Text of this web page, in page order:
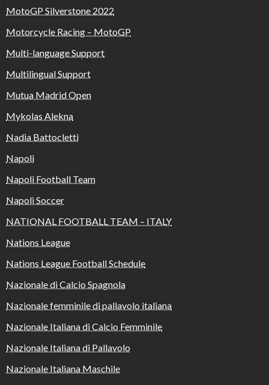
MotoGP Silverstone 2022
Motorcycle Racing – MotoGP
Multi-language Support
Multilingual Support
Mutua Madrid Open
Mykolas Alekna
Nadia Battocletti
Napoli
Napoli Football Team
Napoli Soccer
NATIONAL FOOTBALL TEAM – ITALY
Nations League
Nations League Football Schedule
Nazionale di Calcio Spagnola
Nazionale femminile di pallavolo italiana
Nazionale Italiana di Calcio Femminile
Nazionale Italiana di Pallavolo
Nazionale Italiana Maschile